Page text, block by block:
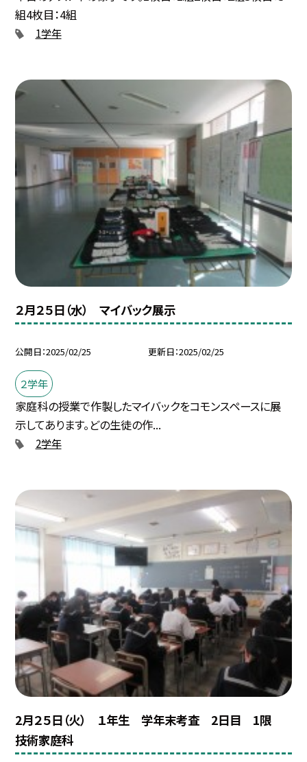
組4枚目：4組
1学年
２月２５日（水） マイバック展示
公開日 2025/02/25 更新日 2025/02/25
２学年
家庭科の授業で作製したマイバックをコモンスペースに展
示してあります。どの生徒の作...
2学年
2月２５日（火） １年生 学年末考査 2日目 1限
技術家庭科